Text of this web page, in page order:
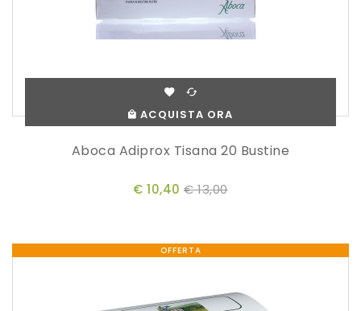
ACQUISTA ORA
Aboca Adiprox Tisana 20 Bustine
€ 10,40 € 13,00
OFFERTA